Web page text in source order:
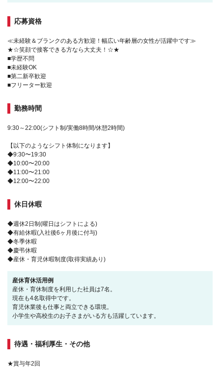
応募資格
≪未経験＆ブランクのある方歓迎！幅広い年齢層の女性が活躍中です≫
★☆笑顔で接客できる方なら大丈夫！☆★
■学歴不問
■未経験OK
■第二新卒歓迎
■フリーター歓迎
勤務時間
9:30～22:00(シフト制/実働8時間/休憩2時間)
【以下のようなシフト体制になります】
◆9:30〜19:30
◆10:00〜20:00
◆11:00〜21:00
◆12:00〜22:00
休日休暇
◆週休2日制(曜日はシフトによる)
◆有給休暇(入社後6ヶ月後に付与)
◆冬季休暇
◆慶弔休暇
◆産休・育児休暇制度(取得実績あり)
産休育休活用例
産休・育休制度を利用した社員は7名。
現在も4名取得中です。
育児休業後も仕事と両立できる環境。
小学生や高校生のお子さまがいる方も活躍しています。
待遇・福利厚生・その他
★賞与年2回